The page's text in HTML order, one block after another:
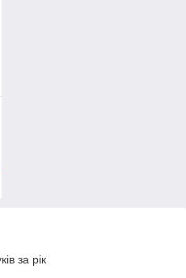
за рік